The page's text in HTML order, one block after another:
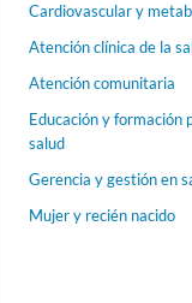
Cardiovascular y
Atención clínica de la
Atención comunitaria
Educación y formación
salud
Gerencia y gestión en
Mujer y recién nacido